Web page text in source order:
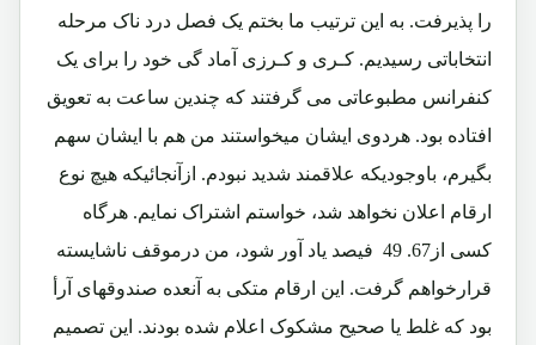
را پذیرفت. به این ترتیب ما بختم یک فصل درد ناک مرحله
انتخاباتی رسیدیم. کـری و کـرزی آماد گی خود را برای یک
کنفرانس مطبوعاتی می گرفتند که چندین ساعت به تعویق
افتاده بود. هردوی ایشان میخواستند من هم با ایشان سهم
بگیرم، باوجودیکه علاقمند شدید نبودم. ازآنجائیکه هیچ نوع
ارقام اعلان نخواهد شد، خواستم اشتراک نمایم. هرگاه
کسی از67. 49 فیصد یاد آور شود، من درموقف ناشایسته
قرارخواهم گرفت. این ارقام متکی به آنعده صندوقهای آرأ
بود که غلط یا صحیح مشکوک اعلام شده بودند. این تصمیم